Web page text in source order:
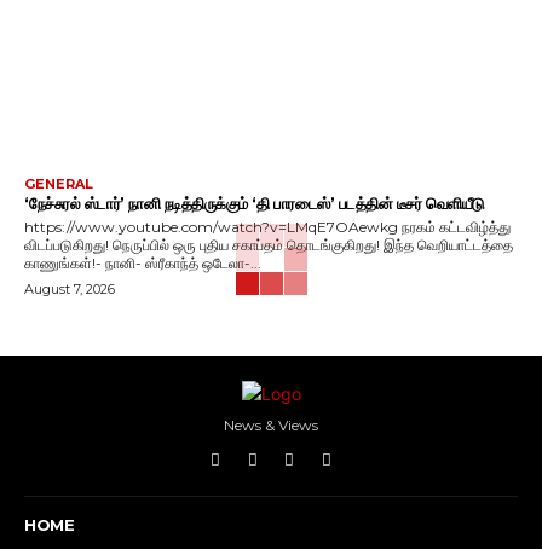
GENERAL
‘நேச்சுரல் ஸ்டார்’ நானி நடித்திருக்கும் ‘தி பாரடைஸ்’ படத்தின் டீசர் வெளியீடு
https://www.youtube.com/watch?v=LMqE7OAewkg நரகம் கட்டவிழ்த்து
விடப்படுகிறது! நெருப்பில் ஒரு புதிய சகாப்தம் தொடங்குகிறது! இந்த வெறியாட்டத்தை
காணுங்கள்!- நானி- ஸ்ரீகாந்த் ஒடேலா-...
August 7, 2026
News & Views
HOME